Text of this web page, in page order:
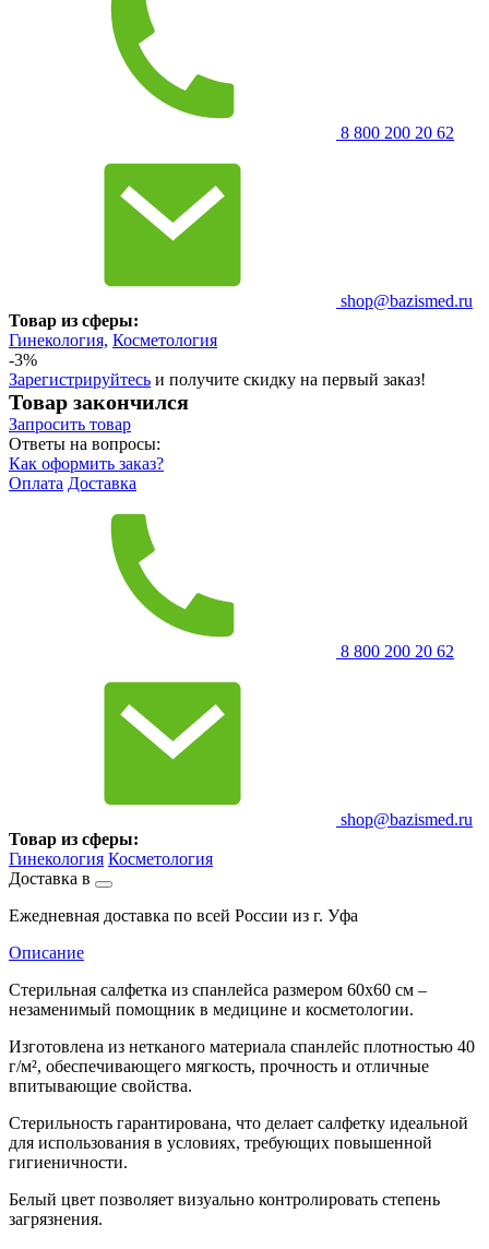
8 800 200 20 62
shop@bazismed.ru
Товар из сферы:
Гинекология, Косметология
-3%
Зарегистрируйтесь и получите скидку на первый заказ!
Товар закончился
Запросить товар
Ответы на вопросы:
Как оформить заказ?
Оплата Доставка
8 800 200 20 62
shop@bazismed.ru
Товар из сферы:
Гинекология Косметология
Доставка в
Ежедневная доставка по всей России из г. Уфа
Описание
Стерильная салфетка из спанлейса размером 60x60 см –
незаменимый помощник в медицине и косметологии.
Изготовлена из нетканого материала спанлейс плотностью 40
г/м², обеспечивающего мягкость, прочность и отличные
впитывающие свойства.
Стерильность гарантирована, что делает салфетку идеальной
для использования в условиях, требующих повышенной
гигиеничности.
Белый цвет позволяет визуально контролировать степень
загрязнения.